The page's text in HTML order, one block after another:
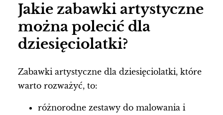
Jakie zabawki artystyczne
można polecić dla
dziesięciolatki?
Zabawki artystyczne dla dziesięciolatki, które
warto rozważyć, to:
różnorodne zestawy do malowania i